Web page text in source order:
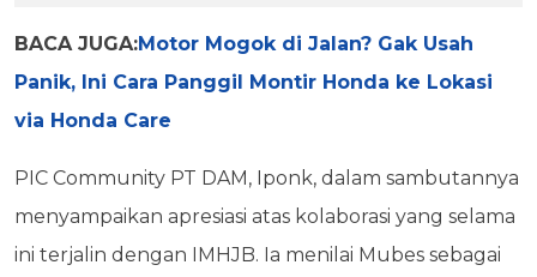
BACA JUGA:Motor Mogok di Jalan? Gak Usah
Panik, Ini Cara Panggil Montir Honda ke Lokasi
via Honda Care
PIC Community PT DAM, Iponk, dalam sambutannya
menyampaikan apresiasi atas kolaborasi yang selama
ini terjalin dengan IMHJB. Ia menilai Mubes sebagai